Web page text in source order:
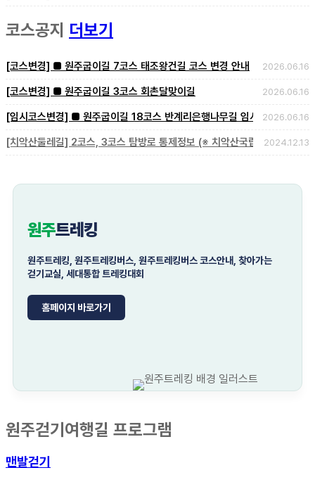
코스공지 더보기
[코스변경] ■ 원주굽이길 7코스 태조왕건길 코스 변경 안내 2026.06.16
[코스변경] ■ 원주굽이길 3코스 회촌달맞이길 2026.06.16
[임시코스변경] ■ 원주굽이길 18코스 반계리은행나무길 임시노선 및 스탬..
2026.06.16
[치악산둘레길] 2코스, 3코스 탐방로 통제정보 (※ 치악산국립공원 공지..
2024.12.13
원주트레킹
원주트레킹, 원주트레킹버스, 원주트레킹버스 코스안내, 찾아가는
걷기교실, 세대통합 트레킹대회
홈페이지 바로가기
원주걷기여행길 프로그램
맨발걷기